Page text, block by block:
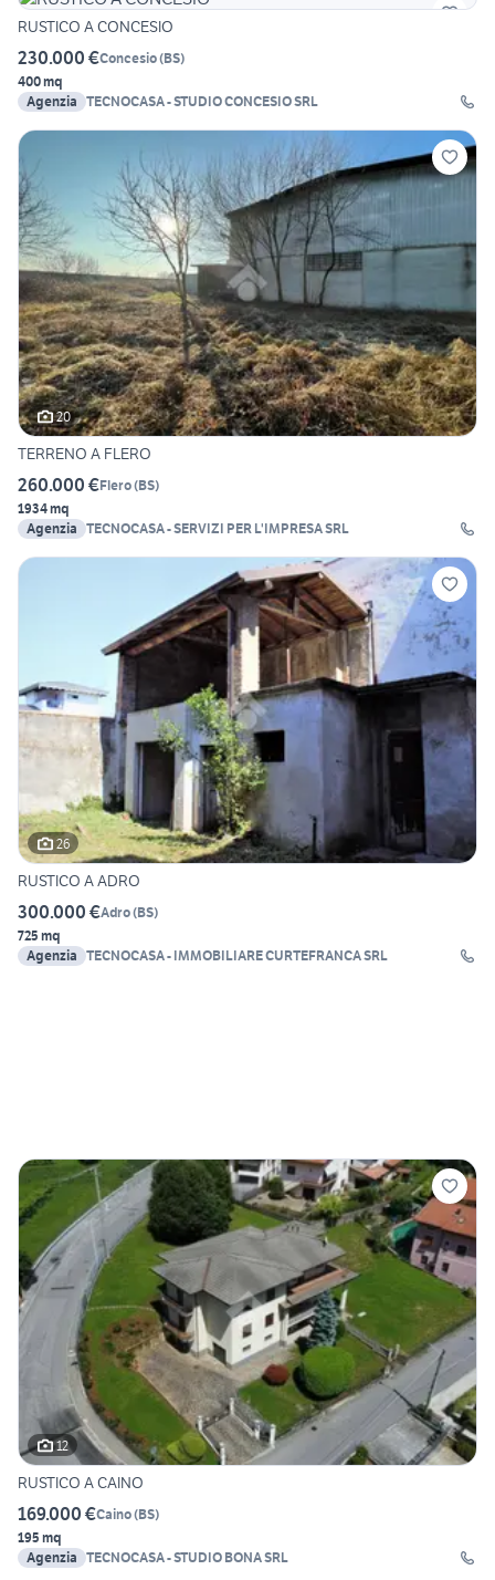
RUSTICO A CONCESIO
230.000 €Concesio(BS)
400 mq
Agenzia TECNOCASA - STUDIO CONCESIO SRL
20
TERRENO A FLERO
260.000 €Flero(BS)
1934 mq
Agenzia TECNOCASA - SERVIZI PER L'IMPRESA SRL
26
RUSTICO A ADRO
300.000 €Adro(BS)
725 mq
Agenzia TECNOCASA - IMMOBILIARE CURTEFRANCA SRL
12
RUSTICO A CAINO
169.000 €Caino(BS)
195 mq
Agenzia
TECNOCASA - STUDIO BONA SRL